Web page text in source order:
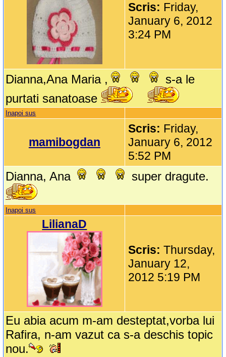
Scris: Friday,
January 6, 2012
3:24 PM
Dianna,Ana Maria ,
s-a le
purtati sanatoase
Inapoi sus
mamibogdan
Scris: Friday,
January 6, 2012
5:52 PM
Dianna, Ana super dragute.
Inapoi sus
LilianaD
Scris:Thursday,
January 12,
2012 5:19 PM
Eu abia acum m-am desteptat,vorba lui
Rafira, n-am vazut ca s-a deschis topic
nou.